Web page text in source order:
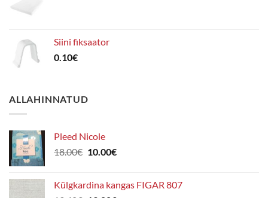
Siini fiksaator
0.10€
ALLAHINNATUD
Pleed Nicole
18.00€ Algne
18.00€.
10.00€Praegune
10.00€.
Külgkardina kangas FIGAR 807